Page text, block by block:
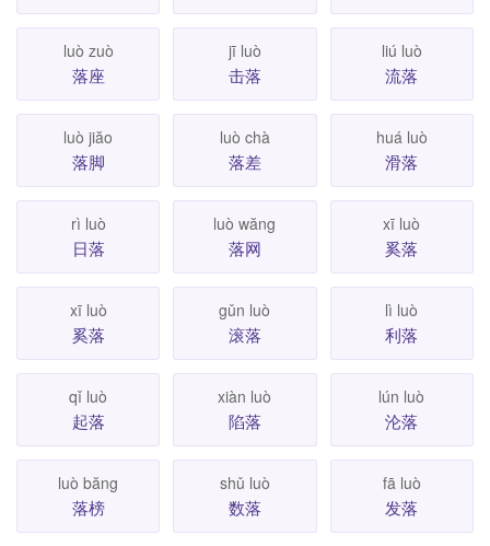
luò zuò
落座
jī luò
击落
liú luò
流落
luò jiăo
落脚
luò chà
落差
huá luò
滑落
rì luò
日落
luò wăng
落网
xī luò
奚落
xī luò
奚落
gǔn luò
滚落
lì luò
利落
qǐ luò
起落
xiàn luò
陷落
lún luò
沦落
luò băng
落榜
shǔ luò
数落
fā luò
发落